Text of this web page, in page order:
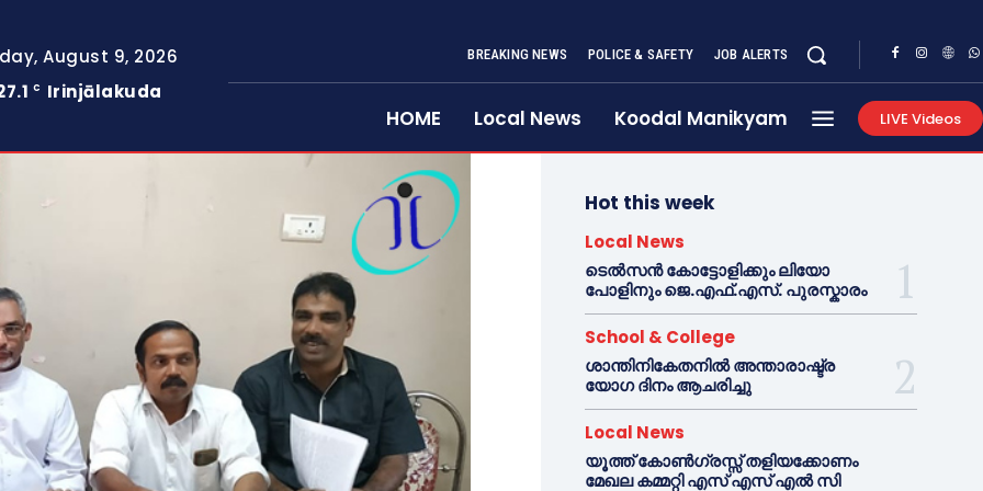
August 9, 2026
C Irinjālakuda
BREAKING NEWS POLICE & SAFETY JOB ALERTS
HOME Local News Koodal Manikyam LIVE Videos
Hot this week
Local News
ടെൽസൻ കോട്ടോളിക്കും ലിയോ
പോളിനും ജെ.എഫ്.എസ്. പുരസ്കാരം
School & College
ശാന്തിനികേതനിൽ അന്താരാഷ്ട്ര
യോഗ ദിനം ആചരിച്ചു
Local News
യൂത്ത് കോൺഗ്രസ്സ് തളിയക്കോണം
മേഖല കമ്മറ്റി എസ് എസ് എൽ സി